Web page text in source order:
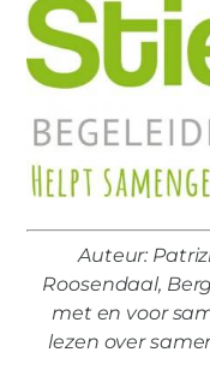
Auteur:
Roosendaal,
met en voor
lezen over